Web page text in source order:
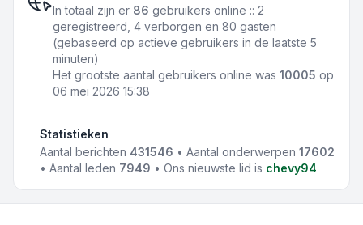
In totaal zijn er 86 gebruikers online :: 2
geregistreerd, 4 verborgen en 80 gasten
(gebaseerd op actieve gebruikers in de laatste 5
minuten)
Het grootste aantal gebruikers online was 10005 op
06 mei 2026 15:38
Statistieken
Aantal berichten 431546 • Aantal onderwerpen17602
• Aantal leden 7949 • Ons nieuwste lid is chevy94